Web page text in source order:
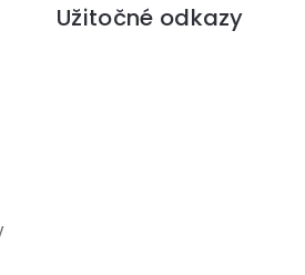
Užitočné odkazy